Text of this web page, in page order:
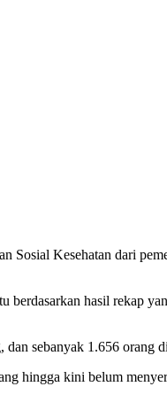
Sosial Kesehatan dari
berdasarkan hasil rekap
sebanyak 1.656 orang
hingga kini belum